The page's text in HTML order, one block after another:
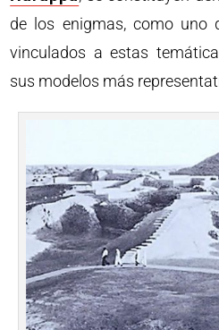
de los enigmas, como uno
vinculados a estas
sus modelos más